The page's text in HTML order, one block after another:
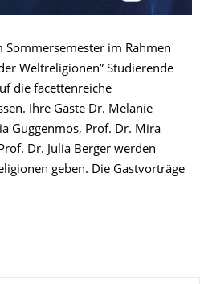
Sommersemester im Rahmen
Weltreligionen” Studierende
die facettenreiche
Ihre Gäste Dr. Melanie
Guggenmos, Prof. Dr. Mira
Dr. Julia Berger werden
geben. Die Gastvorträge